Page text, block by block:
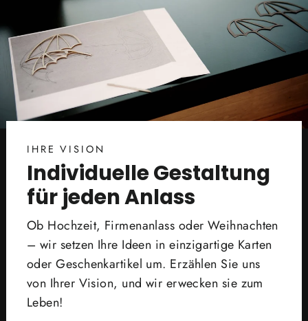
IHRE VISION
Individuelle Gestaltung
für jeden Anlass
Ob Hochzeit, Firmenanlass oder Weihnachten
– wir setzen Ihre Ideen in einzigartige Karten
oder Geschenkartikel um. Erzählen Sie uns
von Ihrer Vision, und wir erwecken sie zum
Leben!